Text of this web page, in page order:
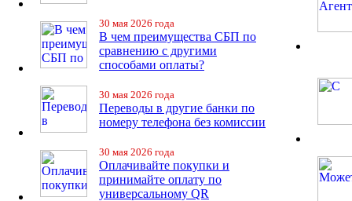
30 мая 2026 года
В чем преимущества СБП по
сравнению с другими
способами оплаты?
30 мая 2026 года
Переводы в другие банки по
номеру телефона без комиссии
30 мая 2026 года
Оплачивайте покупки и
принимайте оплату по
универсальному QR